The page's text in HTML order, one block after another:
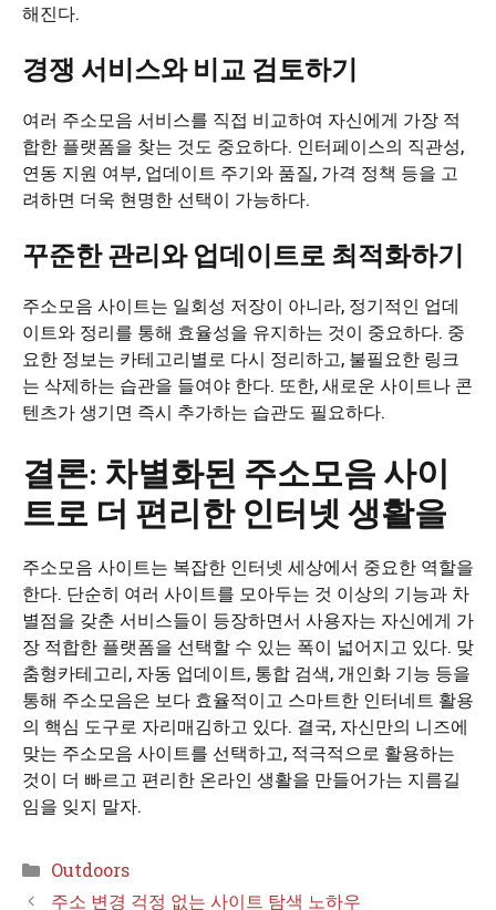
해진다.
경쟁 서비스와 비교 검토하기
여러 주소모음 서비스를 직접 비교하여 자신에게 가장 적
합한 플랫폼을 찾는 것도 중요하다. 인터페이스의 직관성,
연동 지원 여부, 업데이트 주기와 품질, 가격 정책 등을 고
려하면 더욱 현명한 선택이 가능하다.
꾸준한 관리와 업데이트로 최적화하기
주소모음 사이트는 일회성 저장이 아니라, 정기적인 업데
이트와 정리를 통해 효율성을 유지하는 것이 중요하다. 중
요한 정보는 카테고리별로 다시 정리하고, 불필요한 링크
는 삭제하는 습관을 들여야 한다. 또한, 새로운 사이트나 콘
텐츠가 생기면 즉시 추가하는 습관도 필요하다.
결론: 차별화된 주소모음 사이
트로 더 편리한 인터넷 생활을
주소모음 사이트는 복잡한 인터넷 세상에서 중요한 역할을
한다. 단순히 여러 사이트를 모아두는 것 이상의 기능과 차
별점을 갖춘 서비스들이 등장하면서 사용자는 자신에게 가
장 적합한 플랫폼을 선택할 수 있는 폭이 넓어지고 있다. 맞
춤형카테고리, 자동 업데이트, 통합 검색, 개인화 기능 등을
통해 주소모음은 보다 효율적이고 스마트한 인터네트 활용
의 핵심 도구로 자리매김하고 있다. 결국, 자신만의 니즈에
맞는 주소모음 사이트를 선택하고, 적극적으로 활용하는
것이 더 빠르고 편리한 온라인 생활을 만들어가는 지름길
임을 잊지 말자.
카
테
Outdoors
주소 변경 걱정 없는 사이트 탐색 노하우